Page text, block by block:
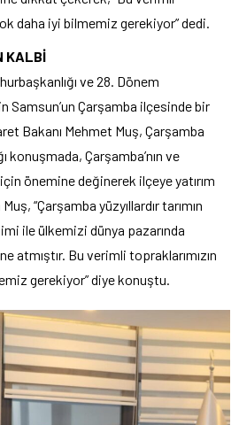
daha iyi bilmemiz gerekiyor” dedi.
KALBİ
ve 28. Dönem
Samsun’un Çarşamba ilçesinde bir
Bakanı Mehmet Muş, Çarşamba
konuşmada, Çarşamba’nın ve
için önemine değinerek ilçeye yatırım
“Çarşamba yüzyıllardır tarımın
ile ülkemizi dünya pazarında
atmıştır. Bu verimli topraklarımızın
gerekiyor” diye konuştu.